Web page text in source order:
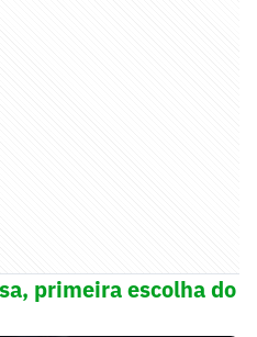
primeira escolha do